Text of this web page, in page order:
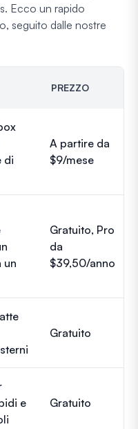
Ecco un rapido
seguito dalle nostre
PREZZO
di
A partire da
$9/mese
un
Gratuito, Pro
da
$39,50/anno
Gratuito
e
Gratuito